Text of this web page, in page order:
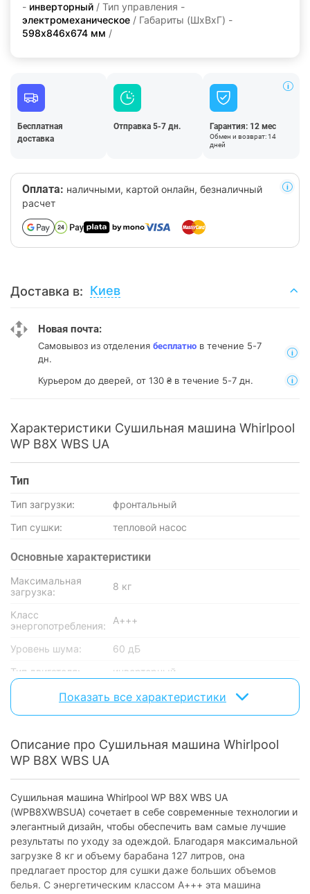
- инверторный / Тип управления -
электромеханическое / Габариты (ШхВхГ) -
598х846х674 мм /
Бесплатная
доставка
Отправка 5-7 дн. Гарантия: 12 мес
Обмен и возврат: 14
дней
Оплата: наличными, картой онлайн, безналичный
расчет
Доставка в: Киев
Новая почта:
Самовывоз из отделения бесплатно в течение 5-7
дн.
Курьером до дверей, от 130 ₴ в течение 5-7 дн.
Характеристики Сушильная машина Whirlpool
WP B8X WBS UA
Тип
Тип загрузки:
фронтальный
Тип сушки:
тепловой насос
Основные характеристики
Максимальная
загрузка:
8 кг
Класс
энергопотребления:
А+++
Уровень шума:
60 дБ
Тип двигателя:
инверторный
Оснащение
Шланг для отвода
конденсата:
входит в комплект поставки
Подсветка
сушильного
барабана:
есть
Тип слива:
встроенный контейнер + подключение
к канализации
Индикация
заполнения
емкости для
есть
Показать все характеристики
Описание про Сушильная машина Whirlpool
WP B8X WBS UA
Сушильная машина Whirlpool WP B8X WBS UA
(WPB8XWBSUA) сочетает в себе современные технологии и
элегантный дизайн, чтобы обеспечить вам самые лучшие
результаты по уходу за одеждой. Благодаря максимальной
загрузке 8 кг и объему барабана 127 литров, она
предлагает простор для сушки даже больших объемов
белья. С энергетическим классом А+++ эта машина